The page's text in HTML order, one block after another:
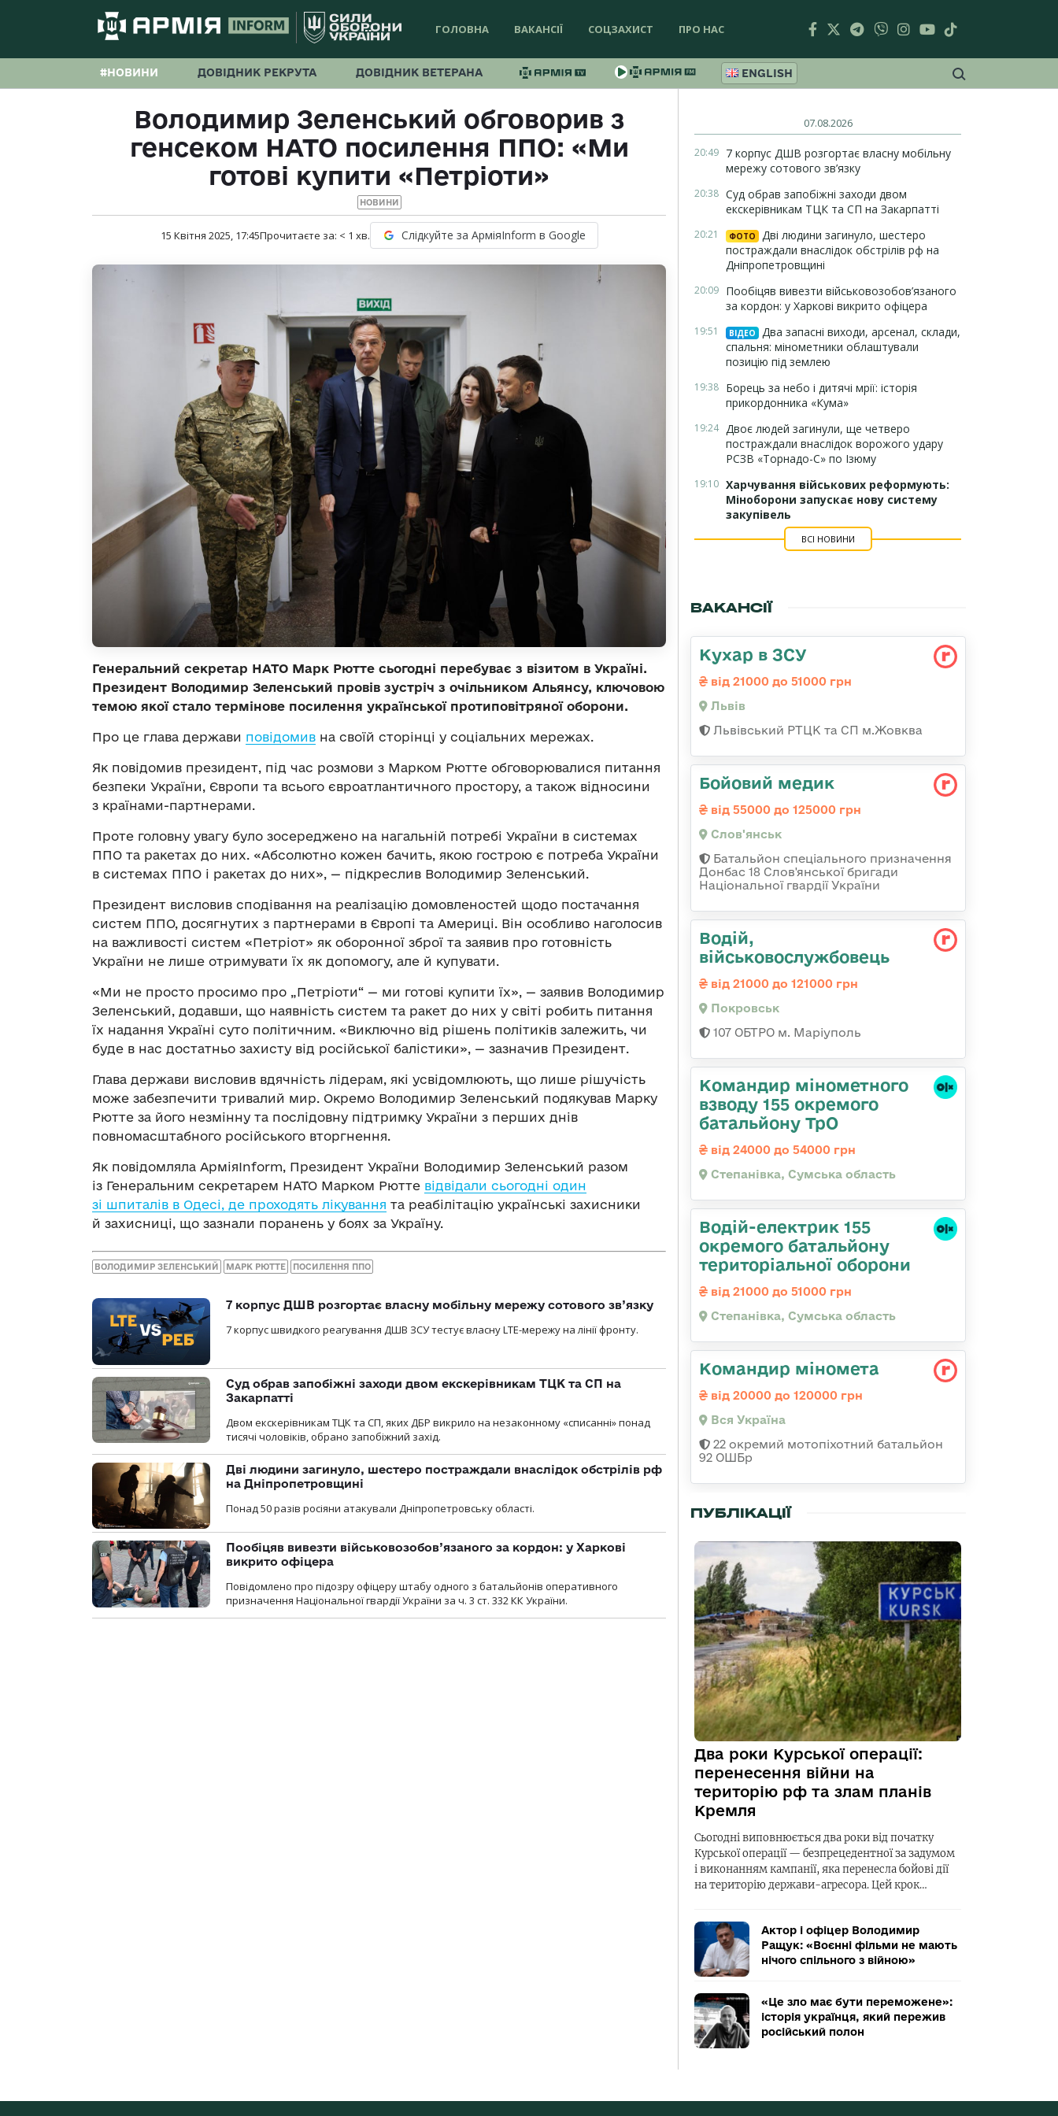
ГОЛОВНА ВАКАНСІЇ СОЦЗАХИСТ ПРО НАС
#НОВИНИ ДОВІДНИК РЕКРУТА ДОВІДНИК ВЕТЕРАНА ENGLISH
Володимир Зеленський обговорив з
генсеком НАТО посилення ППО: «Ми
готові купити «Петріоти»
НОВИНИ
15 Квітня 2025, 17:45Прочитаєте за: < 1 хв. Слідкуйте за АрміяInform в Google
Генеральний секретар НАТО Марк Рютте сьогодні перебуває з візитом в Україні.
Президент Володимир Зеленський провів зустріч з очільником Альянсу, ключовою
темою якої стало термінове посилення української протиповітряної оборони.
Про це глава держави повідомив на своїй сторінці у соціальних мережах.
Як повідомив президент, під час розмови з Марком Рютте обговорювалися питання
безпеки України, Європи та всього євроатлантичного простору, а також відносини
з країнами-партнерами.
Проте головну увагу було зосереджено на нагальній потребі України в системах
ППО та ракетах до них. «Абсолютно кожен бачить, якою гострою є потреба України
в системах ППО і ракетах до них», — підкреслив Володимир Зеленський.
Президент висловив сподівання на реалізацію домовленостей щодо постачання
систем ППО, досягнутих з партнерами в Європі та Америці. Він особливо наголосив
на важливості систем «Петріот» як оборонної зброї та заявив про готовність
України не лише отримувати їх як допомогу, але й купувати.
«Ми не просто просимо про „Петріоти“ — ми готові купити їх», — заявив Володимир
Зеленський, додавши, що наявність систем та ракет до них у світі робить питання
їх надання Україні суто політичним. «Виключно від рішень політиків залежить, чи
буде в нас достатньо захисту від російської балістики», — зазначив Президент.
Глава держави висловив вдячність лідерам, які усвідомлюють, що лише рішучість
може забезпечити тривалий мир. Окремо Володимир Зеленський подякував Марку
Рютте за його незмінну та послідовну підтримку України з перших днів
повномасштабного російського вторгнення.
Як повідомляла АрміяInform, Президент України Володимир Зеленський разом
із Генеральним секретарем НАТО Марком Рютте відвідали сьогодні один
зі шпиталів в Одесі, де проходять лікування та реабілітацію українські захисники
й захисниці, що зазнали поранень у боях за Україну.
ВОЛОДИМИР ЗЕЛЕНСЬКИЙ МАРК РЮТТЕ ПОСИЛЕННЯ ППО
7 корпус ДШВ розгортає власну мобільну мережу сотового зв’язку
7 корпус швидкого реагування ДШВ ЗСУ тестує власну LTE-мережу на лінії фронту.
Суд обрав запобіжні заходи двом екскерівникам ТЦК та СП на
Закарпатті
Двом екскерівникам ТЦК та СП, яких ДБР викрило на незаконному «списанні» понад
тисячі чоловіків, обрано запобіжний захід.
Дві людини загинуло, шестеро постраждали внаслідок обстрілів рф
на Дніпропетровщині
Понад 50 разів росіяни атакували Дніпропетровську області.
Пообіцяв вивезти військовозобов’язаного за кордон: у Харкові
викрито офіцера
Повідомлено про підозру офіцеру штабу одного з батальйонів оперативного
призначення Національної гвардії України за ч. 3 ст. 332 КК України.
07.08.2026
20:49 7 корпус ДШВ розгортає власну мобільну
мережу сотового зв’язку
20:38 Суд обрав запобіжні заходи двом
екскерівникам ТЦК та СП на Закарпатті
20:21 ФОТО
Дві людини загинуло, шестеро
постраждали внаслідок обстрілів рф на
Дніпропетровщині
20:09 Пообіцяв вивезти військовозобов’язаного
за кордон: у Харкові викрито офіцера
19:51 ВІДЕО
Два запасні виходи, арсенал, склади,
спальня: мінометники облаштували
позицію під землею
19:38 Борець за небо і дитячі мрії: історія
прикордонника «Кума»
19:24 Двоє людей загинули, ще четверо
постраждали внаслідок ворожого удару
РСЗВ «Торнадо-С» по Ізюму
19:10 Харчування військових реформують:
Міноборони запускає нову систему
закупівель
ВСІ НОВИНИ
ВАКАНСІЇ
Кухар в ЗСУ
від 21000 до 51000 грн
Львів
Львівський РТЦК та СП м.Жовква
Бойовий медик
від 55000 до 125000 грн
Слов'янськ
Батальйон спеціального призначення
Донбас 18 Слов'янської бригади
Національної гвардії України
Водій,
військовослужбовець
від 21000 до 121000 грн
Покровськ
107 ОБТРО м. Маріуполь
Командир мінометного
взводу 155 окремого
батальйону ТрО
від 24000 до 54000 грн
Степанівка, Сумська область
Водій-електрик 155
окремого батальйону
територіальної оборони
від 21000 до 51000 грн
Степанівка, Сумська область
Командир міномета
від 20000 до 120000 грн
Вся Україна
22 окремий мотопіхотний батальйон
92 ОШБр
ПУБЛІКАЦІЇ
Два роки Курської операції:
перенесення війни на
територію рф та злам планів
Кремля
Сьогодні виповнюється два роки від початку
Курської операції — безпрецедентної за задумом
і виконанням кампанії, яка перенесла бойові дії
на територію держави-агресора. Цей крок…
Актор і офіцер Володимир
Ращук: «Воєнні фільми не мають
нічого спільного з війною»
«Це зло має бути переможене»:
історія українця, який пережив
російський полон